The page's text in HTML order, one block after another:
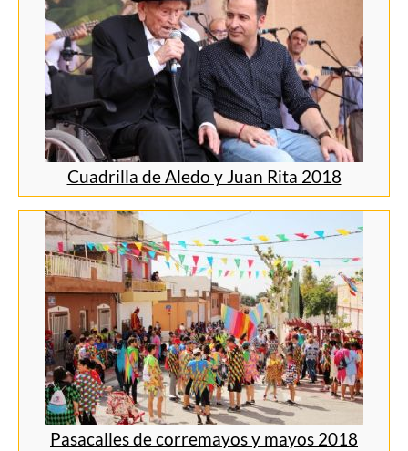
Cuadrilla de Aledo y Juan Rita 2018
Pasacalles de corremayos y mayos 2018